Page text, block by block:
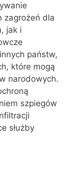
zagrożeń dla
jak i
państw,
które mogą
narodowych.
szpiegów
służby